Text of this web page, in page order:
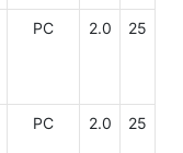
PC 2.0 25
PC 2.0 25